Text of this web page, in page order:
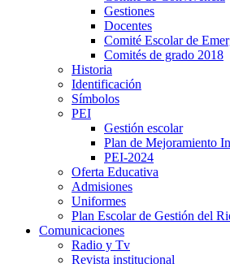
Gestiones
Docentes
Comité Escolar de
Comités de grado 2018
Historia
Identificación
Símbolos
PEI
Gestión escolar
Plan de Mejoramiento
PEI-2024
Oferta Educativa
Admisiones
Uniformes
Plan Escolar de Gestión del
Comunicaciones
Radio y Tv
Revista institucional